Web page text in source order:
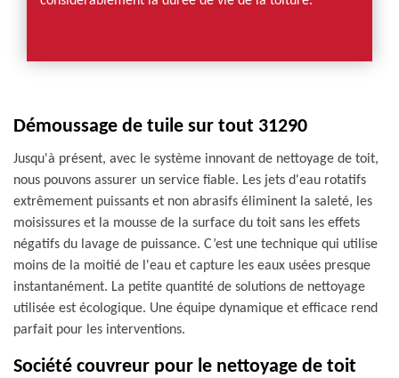
Démoussage de tuile sur tout 31290
Jusqu'à présent, avec le système innovant de nettoyage de toit,
nous pouvons assurer un service fiable. Les jets d'eau rotatifs
extrêmement puissants et non abrasifs éliminent la saleté, les
moisissures et la mousse de la surface du toit sans les effets
négatifs du lavage de puissance. C’est une technique qui utilise
moins de la moitié de l'eau et capture les eaux usées presque
instantanément. La petite quantité de solutions de nettoyage
utilisée est écologique. Une équipe dynamique et efficace rend
parfait pour les interventions.
Société couvreur pour le nettoyage de toit